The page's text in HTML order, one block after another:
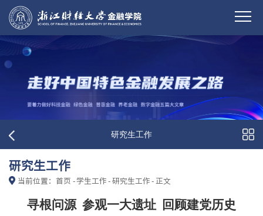
研究生工作
研究生工作
当前位置：首页 -学生工作-研究生工作-正文
寻根问源 参观一大遗址 回顾建党历史